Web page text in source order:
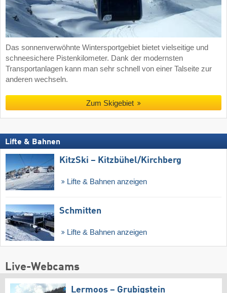
Das sonnenverwöhnte Wintersportgebiet bietet vielseitige und
schneesichere Pistenkilometer. Dank der modernsten
Transportanlagen kann man sehr schnell von einer Talseite zur
anderen wechseln.
Zum Skigebiet
Lifte & Bahnen
KitzSki – Kitzbühel/​Kirchberg
Lifte & Bahnen anzeigen
Schmitten
Lifte & Bahnen anzeigen
Live-Webcams
Lermoos – Grubigstein